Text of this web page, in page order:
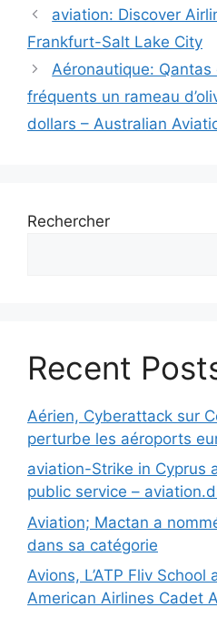
Navigation
des
aviation: Discover
Frankfurt-Salt Lake City
Aéronautique:
fréquents un rameau
dollars – Australian
Rechercher
Recent
Aérien, Cyberattack sur
perturbe les aéroports
aviation-Strike in Cyprus
public service –
Aviation; Mactan a
dans sa catégorie
Avions, L’ATP Fliv
American Airlines Cadet